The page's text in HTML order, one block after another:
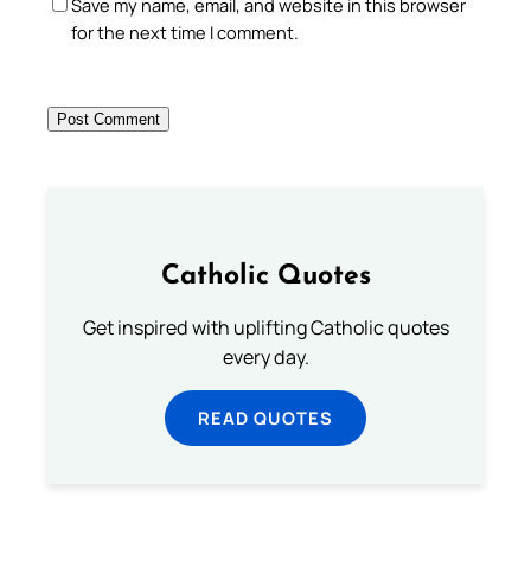
for the next time I comment.
Catholic Quotes
Get inspired with uplifting Catholic quotes
every day.
READ QUOTES